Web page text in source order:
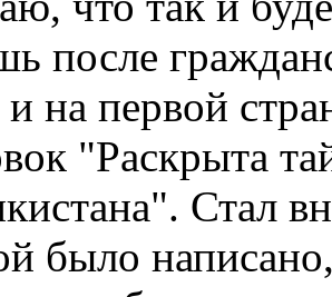
после
и на первой
"Раскрыта
Стал
было